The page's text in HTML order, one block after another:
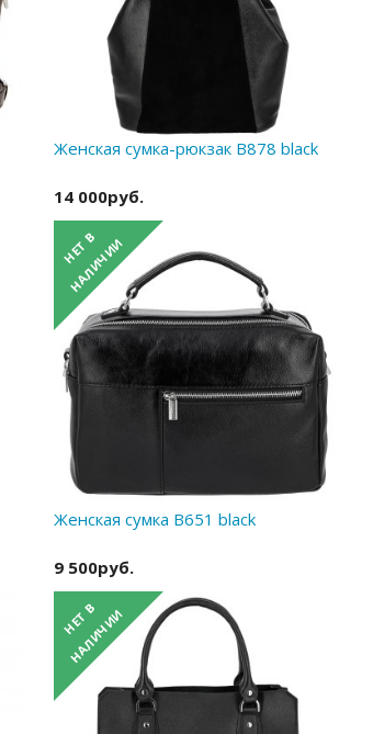
Женская сумка-рюкзак B878 black
14 000руб.
Женская сумка B651 black
9 500руб.